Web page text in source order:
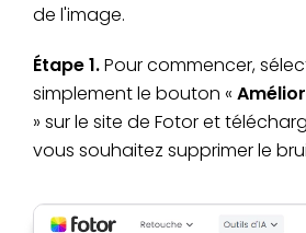
de l'image.
Étape 1.Pour commencer,
simplement le bouton «
» sur le site de Fotor et
vous souhaitez supprimer le